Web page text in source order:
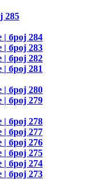
285
број 284
број 283
број 282
број 281
број 280
број 279
број 278
број 277
број 276
број 275
број 274
број 273